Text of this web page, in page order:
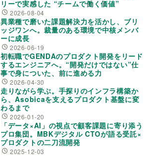
リーで実感した “チームで働く価値”
2026-08-04
異業種で磨いた課題解決力を活かし、ブリ
ッジワンへ。裁量のある環境で中核メンバ
ーに成長
2026-06-19
初転職でGENDAのプロダクト開発をリード
するエンジニアへ。“開発だけではない”仕
事で身についた、前に進める力
2026-04-30
走りながら学ぶ。手探りのインフラ構築か
ら、Asobicaを支えるプロダクト基盤に変
わるまで
2026-01-20
「データ×AI」の視点で顧客課題に寄り添う
プロ集団。MBKデジタル CTOが語る受託×
プロダクトの二刀流開発
2025-12-03